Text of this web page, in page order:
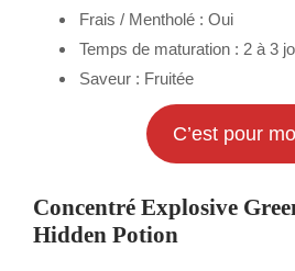
Frais / Mentholé : Oui
Temps de maturation : 2 à 3
Saveur : Fruitée
C’est pour
Concentré Explosive
Hidden Potion